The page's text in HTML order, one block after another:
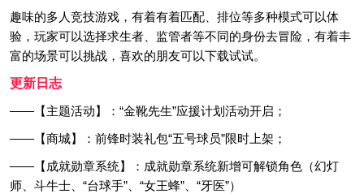
趣味的多人竞技游戏，有着有着匹配、排位等多种模式可以体
验，玩家可以选择求生者、监管者等不同的身份去冒险，有着丰
富的场景可以挑战，喜欢的朋友可以下载试试。
更新日志
——【主题活动】：“金靴先生”应援计划活动开启；
——【商城】：前锋时装礼包“五号球员”限时上架；
——【成就勋章系统】：成就勋章系统新增可解锁角色（幻灯
师、斗牛士、“台球手”、“女王蜂”、“牙医”）